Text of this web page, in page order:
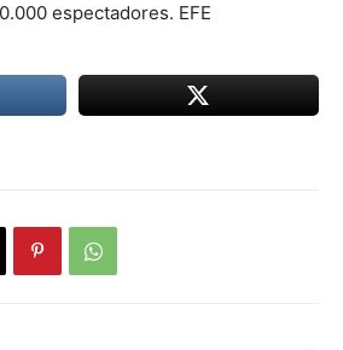
espectadores. EFE